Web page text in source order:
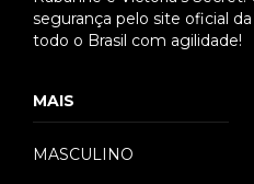
segurança pelo site oficial
todo o Brasil com agilidade!
MAIS
MASCULINO